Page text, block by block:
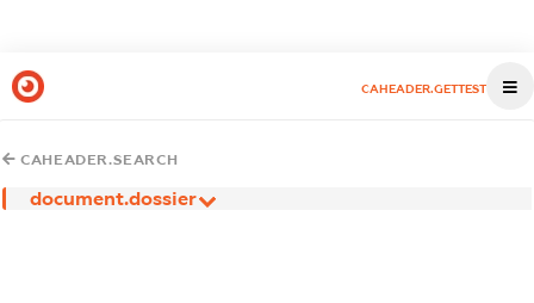
CAHEADER.GETTEST
CAHEADER.SEARCH
document.dossier